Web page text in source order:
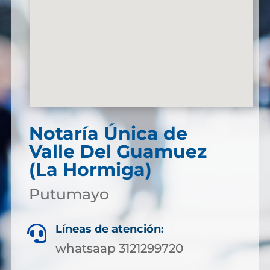
Notaría Única de
Valle Del Guamuez
(La Hormiga)
Putumayo
 Líneas de atención:
whatsaap 3121299720